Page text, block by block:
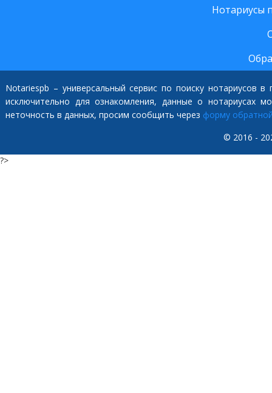
Нотариусы
Notariespb – универсальный сервис по поиску нотариусов
исключительно для ознакомления, данные о нотариусах
неточность в данных, просим сообщить через форму
© 2016 -
?>